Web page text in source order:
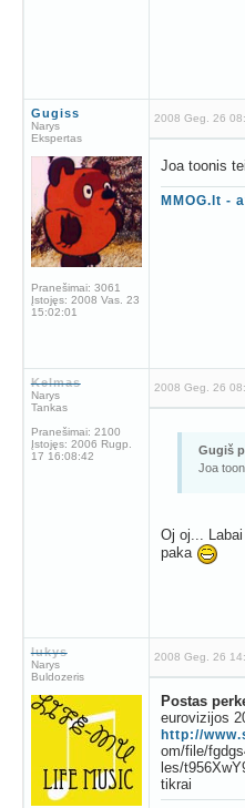
Gugiss
Narys
Ekspertas
Pranešimai: 3061
Įstojęs: 2008 Vas. 23
15:02:01
2008 Geg. 26
Joa toonis
MMOG.lt -
Kelmas
Narys
Tankas
Pranešimai: 2100
Įstojęs: 2006 Rugp.
17 16:08:42
2008 Geg. 26
Gugiš
Joa
Oj oj...
paka
lukys
Narys
Buldozeris
2008 Geg. 26
Postas
eurovizijos
http://
om/file/
les/
tikrai